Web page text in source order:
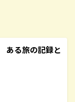
ある旅の記録と